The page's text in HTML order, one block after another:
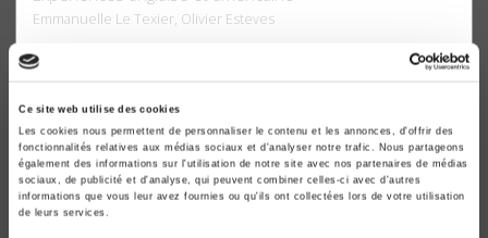
Ce site web utilise des cookies
Les cookies nous permettent de personnaliser le contenu et les annonces, d'offrir des
fonctionnalités relatives aux médias sociaux et d'analyser notre trafic. Nous partageons
également des informations sur l'utilisation de notre site avec nos partenaires de médias
sociaux, de publicité et d'analyse, qui peuvent combiner celles-ci avec d'autres
informations que vous leur avez fournies ou qu'ils ont collectées lors de votre utilisation
de leurs services.
Emmanuelle Le Texier, Olivier Esteves